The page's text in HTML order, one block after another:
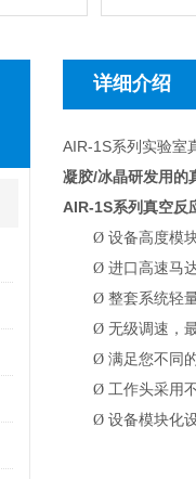
详细介绍
AIR-1S系列实验室
凝胶/冰晶研发用的
AIR-1S系列真空反
Ø 设备高度模
Ø 进口高速马
Ø 整套系统轻
Ø 无级调速，
Ø 满足您不同
Ø 工作头采用
Ø 设备模块化